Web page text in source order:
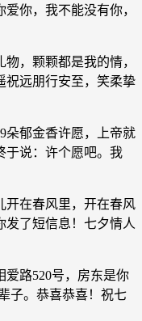
你，我不能没有你，
，颗颗都是我的情，
祝远朋行安至，笑柔挚
朵郁金香许愿，上帝就
于说：许个愿吧。我
开在春风里，开在春风
发了短信息！七夕情人
爱路520号，房东是你
子。恭喜恭喜！祝七